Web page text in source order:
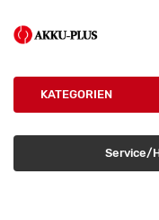
KATEGORIEN
Service/